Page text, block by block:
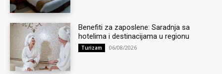
Benefiti za zaposlene: Saradnja sa
hotelima i destinacijama u regionu
Turizam 06/08/2026